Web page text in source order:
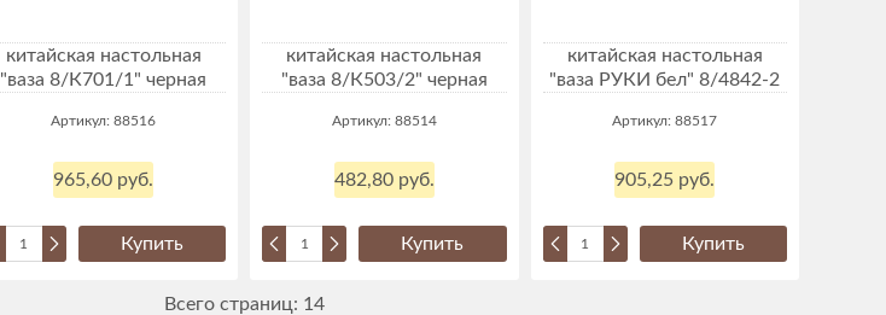
китайская настольная
"ваза 8/К701/1" черная
Артикул: 88516
965,60 руб.
Купить
китайская настольная
"ваза 8/К503/2" черная
Артикул: 88514
482,80 руб.
Купить
китайская настольная
"ваза РУКИ бел" 8/4842-2
Артикул: 88517
905,25 руб.
Купить
Всего страниц: 14